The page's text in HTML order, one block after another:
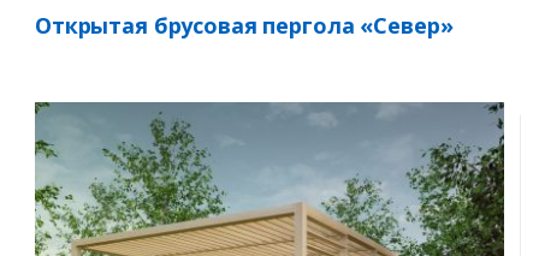
Открытая брусовая пергола «Север»